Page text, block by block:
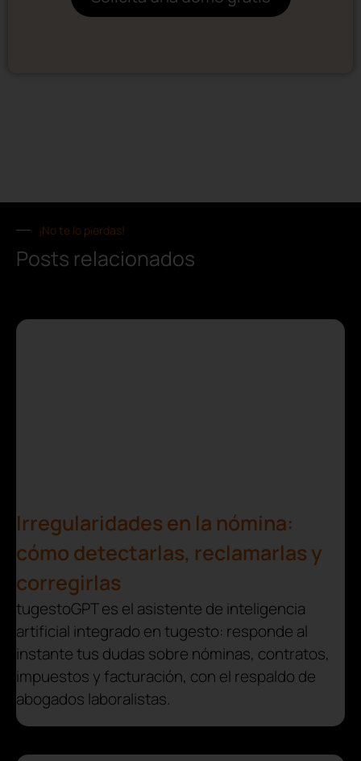
¡No te lo pierdas!
Posts relacionados
Irregularidades en la nómina:
cómo detectarlas, reclamarlas y
corregirlas
tugestoGPT es el asistente de inteligencia
artificial integrado en tugesto: responde al
instante tus dudas sobre nóminas, contratos,
impuestos y facturación, con el respaldo de
abogados laboralistas.